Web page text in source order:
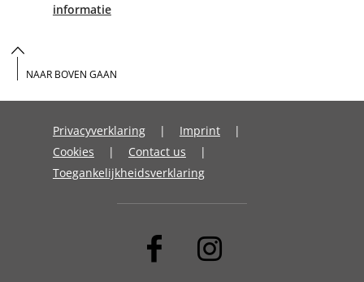
informatie
Privacyverklaring
Imprint
Cookies
Contact us
Toegankelijkheidsverklaring
NAAR BOVEN GAAN